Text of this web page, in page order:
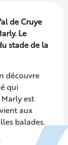
de Cruye
Le
stade de la
découvre
qui
est
aux
balades.
composée